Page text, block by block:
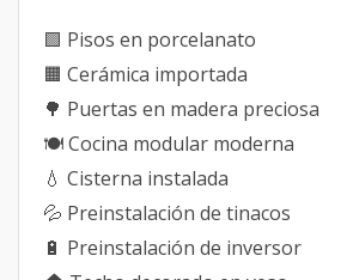
🟩 Pisos en porcelanato
🟧 Cerámica importada
🌳 Puertas en madera preciosa
🍽 Cocina modular moderna
💧 Cisterna instalada
💦 Preinstalación de tinacos
🔋 Preinstalación de inversor